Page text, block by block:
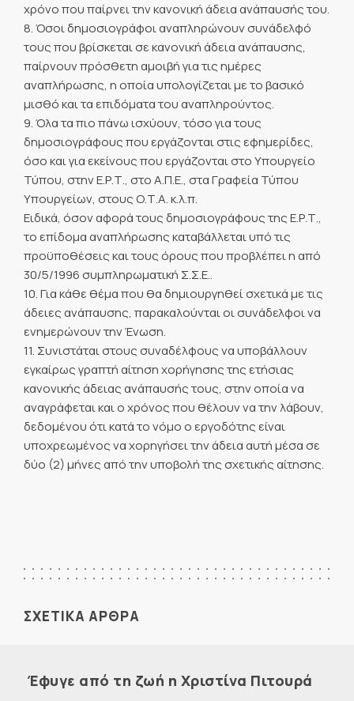
χρόνο που παίρνει την κανονική άδεια ανάπαυσής του.
8. Όσοι δημοσιογράφοι αναπληρώνουν συνάδελφό
τους που βρίσκεται σε κανονική άδεια ανάπαυσης,
παίρνουν πρόσθετη αμοιβή για τις ημέρες
αναπλήρωσης, η οποία υπολογίζεται με το βασικό
μισθό και τα επιδόματα του αναπληρούντος.
9. Όλα τα πιο πάνω ισχύουν, τόσο για τους
δημοσιογράφους που εργάζονται στις εφημερίδες,
όσο και για εκείνους που εργάζονται στο Υπουργείο
Τύπου, στην Ε.Ρ.Τ., στο Α.Π.Ε., στα Γραφεία Τύπου
Υπουργείων, στους Ο.Τ.Α. κ.λ.π.
Ειδικά, όσον αφορά τους δημοσιογράφους της Ε.Ρ.Τ.,
το επίδομα αναπλήρωσης καταβάλλεται υπό τις
προϋποθέσεις και τους όρους που προβλέπει η από
30/5/1996 συμπληρωματική Σ.Σ.Ε..
10. Για κάθε θέμα που θα δημιουργηθεί σχετικά με τις
άδειες ανάπαυσης, παρακαλούνται οι συνάδελφοι να
ενημερώνουν την Ένωση.
11. Συνιστάται στους συναδέλφους να υποβάλλουν
εγκαίρως γραπτή αίτηση χορήγησης της ετήσιας
κανονικής άδειας ανάπαυσής τους, στην οποία να
αναγράφεται και ο χρόνος που θέλουν να την λάβουν,
δεδομένου ότι κατά το νόμο ο εργοδότης είναι
υποχρεωμένος να χορηγήσει την άδεια αυτή μέσα σε
δύο (2) μήνες από την υποβολή της σχετικής αίτησης.
ΣΧΕΤΙΚΑ ΑΡΘΡΑ
Έφυγε από τη ζωή η Χριστίνα Πιτουρά